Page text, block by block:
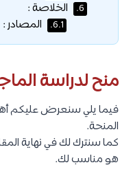
6. الخلاصة :
6.1. المصادر :
منح لدراسة
فيما يلي سنعرض عليكم
المنحة.
هو مناسب لك.